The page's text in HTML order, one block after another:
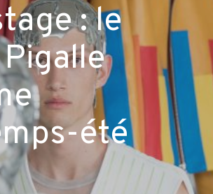
: le
été